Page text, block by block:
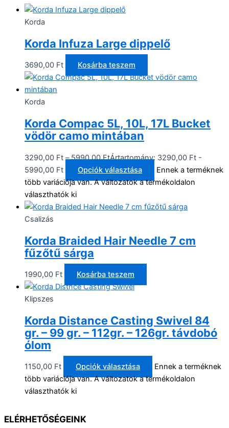
Korda
Korda Infuza Large dippelő
3690,00 Ft Kosárba teszem
Korda
Korda Compac 5L, 10L, 17L Bucket
vödör camo mintában
3290,00 Ft – 5990,00FtÁrtartomány: 3290,00 Ft -
5990,00 Ft
Opciók választása
Ennek a terméknek
több variációja van. A változatok a termékoldalon
választhatók ki
Csalizás
Korda Braided Hair Needle 7 cm
fűzőtű sárga
1990,00 Ft Kosárba teszem
Klipszes
Korda Distance Casting Swivel 84
gr. – 99 gr. – 112gr. – 126gr. távdobó
ólom
1150,00 Ft Opciók választása
Ennek a terméknek
több variációja van. A változatok a termékoldalon
választhatók ki
ELÉRHETŐSÉGEINK